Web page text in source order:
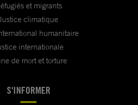
et migrants
climatique
humanitaire
internationale
de mort et torture
S'INFORMER